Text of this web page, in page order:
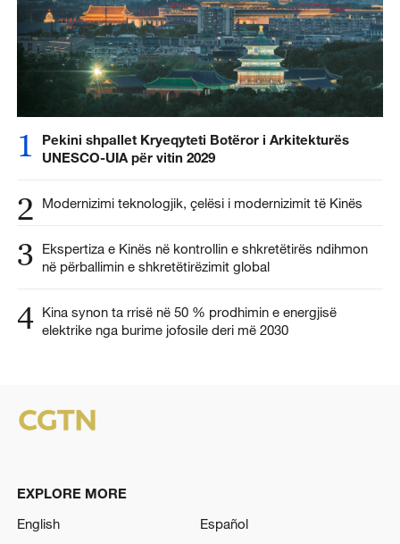
1
Pekini shpallet Kryeqyteti Botëror i Arkitekturës
UNESCO-UIA për vitin 2029
2 Modernizimi teknologjik, çelësi i modernizimit të Kinës
3
Ekspertiza e Kinës në kontrollin e shkretëtirës ndihmon
në përballimin e shkretëtirëzimit global
4 Kina synon ta rrisë në 50 % prodhimin e energjisë
elektrike nga burime jofosile deri më 2030
EXPLORE MORE
English
Español